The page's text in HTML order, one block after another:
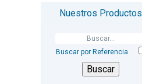
Nuestros Productos
Buscar por Referencia